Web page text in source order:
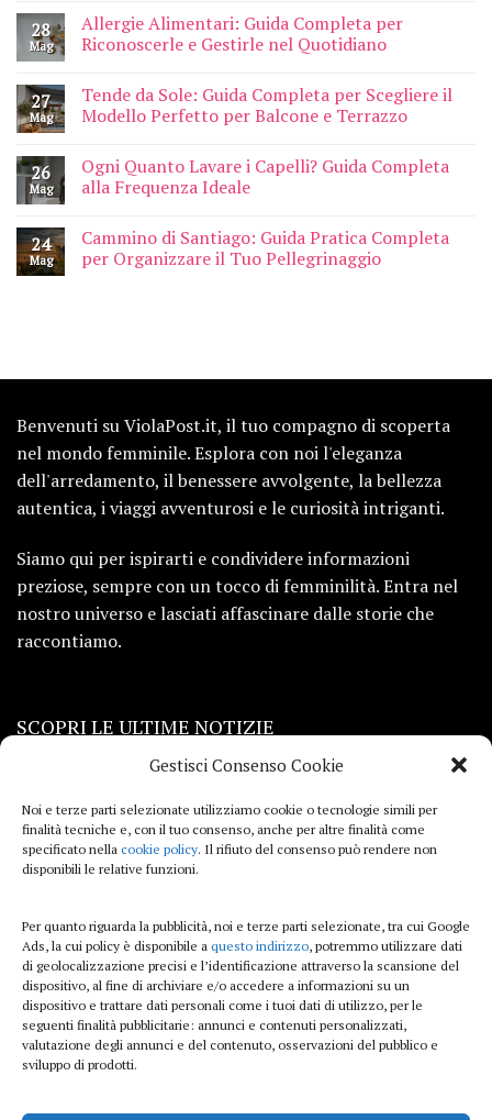
Gestisci Consenso Cookie
Noi e terze parti selezionate utilizziamo cookie o tecnologie simili per
finalità tecniche e, con il tuo consenso, anche per altre finalità come
specificato nella cookie policy. Il rifiuto del consenso può rendere non
disponibili le relative funzioni.
Per quanto riguarda la pubblicità, noi e terze parti selezionate, tra cui Google
Ads, la cui policy è disponibile a questo indirizzo, potremmo utilizzare dati
di geolocalizzazione precisi e l’identificazione attraverso la scansione del
dispositivo, al fine di archiviare e/o accedere a informazioni su un
dispositivo e trattare dati personali come i tuoi dati di utilizzo, per le
seguenti finalità pubblicitarie: annunci e contenuti personalizzati,
valutazione degli annunci e del contenuto, osservazioni del pubblico e
sviluppo di prodotti.
28
Mag
Allergie Alimentari: Guida Completa per
Riconoscerle e Gestirle nel Quotidiano
27
Mag
Tende da Sole: Guida Completa per Scegliere il
Modello Perfetto per Balcone e Terrazzo
26
Mag
Ogni Quanto Lavare i Capelli? Guida Completa
alla Frequenza Ideale
24
Mag
Cammino di Santiago: Guida Pratica Completa
per Organizzare il Tuo Pellegrinaggio
Benvenuti su ViolaPost.it, il tuo compagno di scoperta
nel mondo femminile. Esplora con noi l'eleganza
dell'arredamento, il benessere avvolgente, la bellezza
autentica, i viaggi avventurosi e le curiosità intriganti.
Siamo qui per ispirarti e condividere informazioni
preziose, sempre con un tocco di femminilità. Entra nel
nostro universo e lasciati affascinare dalle storie che
raccontiamo.
SCOPRI LE ULTIME NOTIZIE
Viaggi
Beauty e benessere
Curiosità
Lifestyle
Sport
iTech